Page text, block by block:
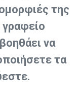
της
γραφείο
να
τα